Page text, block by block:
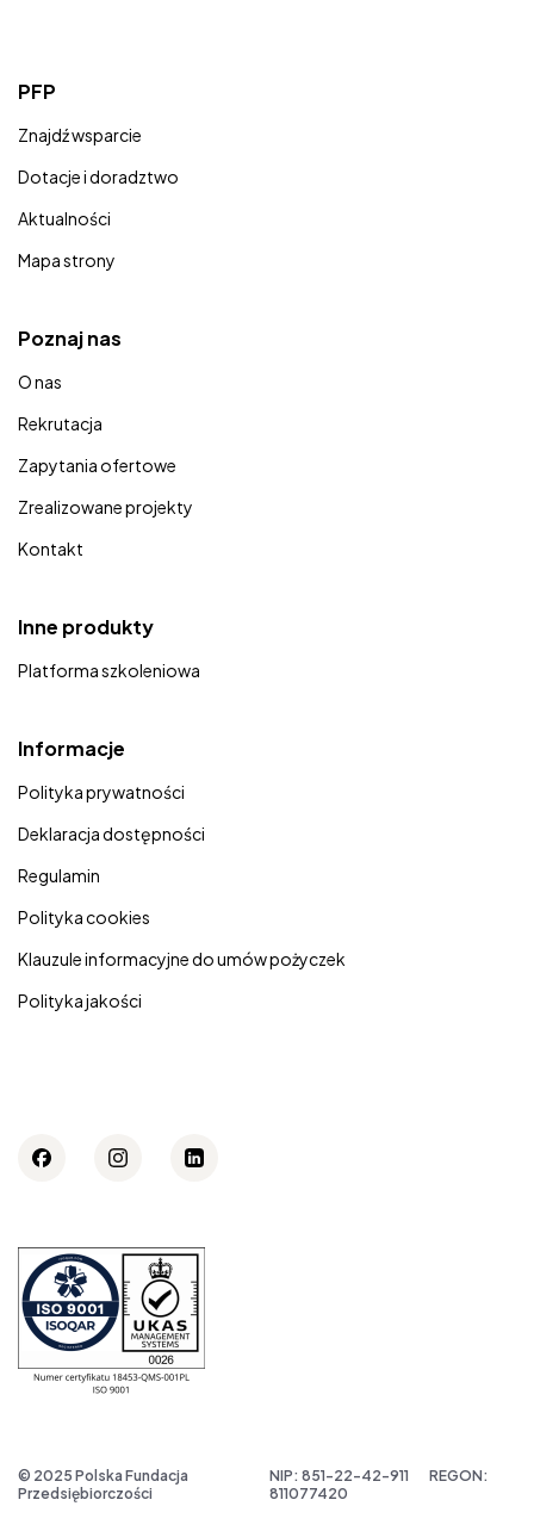
PFP
Znajdź wsparcie
Dotacje i doradztwo
Aktualności
Mapa strony
Poznaj nas
O nas
Rekrutacja
Zapytania ofertowe
Zrealizowane projekty
Kontakt
Inne produkty
Platforma szkoleniowa
Informacje
Polityka prywatności
Deklaracja dostępności
Regulamin
Polityka cookies
Klauzule informacyjne do umów pożyczek
Polityka jakości
© 2025 Polska Fundacja
Przedsiębiorczości
NIP: 851-22-42-911
REGON:
811077420